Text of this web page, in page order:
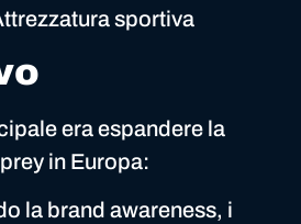
sportiva
era espandere la
in Europa:
la brand awareness, i